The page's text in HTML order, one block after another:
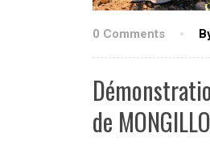
0 Comments
de